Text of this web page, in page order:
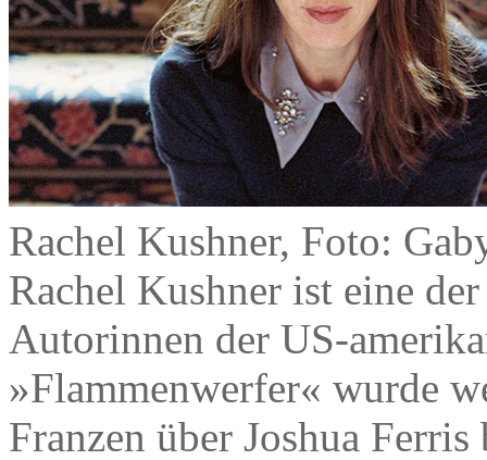
Rachel Kushner, Foto:
Rachel Kushner ist eine
Autorinnen der US-
»Flammenwerfer« wurde
Franzen über Joshua